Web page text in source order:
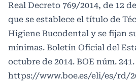
Real Decreto 769/2014, de 12
que se establece el título de
Higiene Bucodental y se fijan
mínimas. Boletín Oficial del
octubre de 2014. BOE núm. 241.
https://www.boe.es/eli/es/rd/